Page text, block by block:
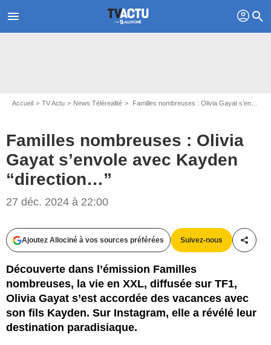
menu profil search
Accueil TV Actu News Télérealité Familles nombreuses : Olivia Gayat s’envole avec Kayden “direction…”
Familles nombreuses : Olivia
Gayat s’envole avec Kayden
“direction…”
27 déc. 2024 à 22:00
Ajoutez Allociné à vos sources préférées Suivez-nous
Découverte dans l’émission Familles
nombreuses, la vie en XXL, diffusée sur TF1,
Olivia Gayat s’est accordée des vacances avec
son fils Kayden. Sur Instagram, elle a révélé leur
destination paradisiaque.